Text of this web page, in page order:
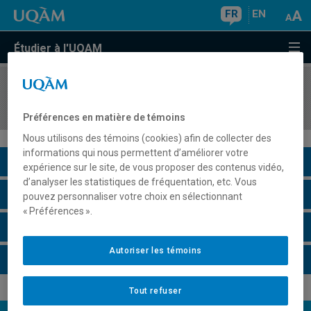
FR EN
Étudier à l'UQAM
COURS//
Description du cours
Horaire - Été 2026
Préférences en matière de témoins
Nous utilisons des témoins (cookies) afin de collecter des
informations qui nous permettent d’améliorer votre
expérience sur le site, de vous proposer des contenus vidéo,
d’analyser les statistiques de fréquentation, etc. Vous
pouvez personnaliser votre choix en sélectionnant
« Préférences ».
Tout refuser
Autoriser les témoins